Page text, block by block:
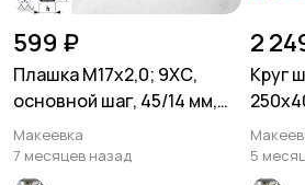
599 ₽
Плашка М17х2,0; 9ХС,
основной шаг, 45/14 мм,
ГОСТ 7740-71.
Макеевка
7 месяцев назад
2
Круг
зерно.
5